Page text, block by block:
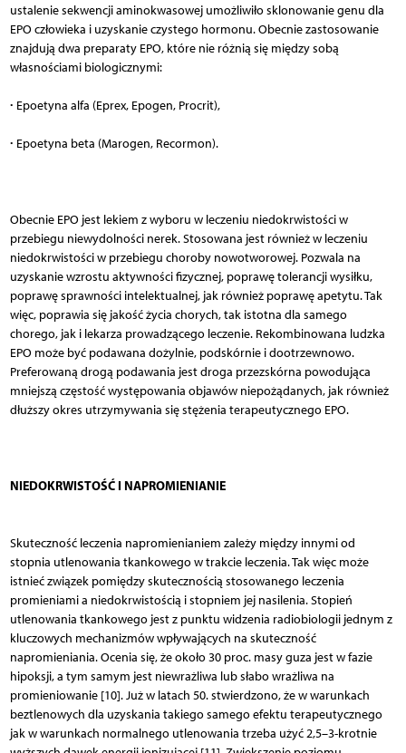
ustalenie sekwencji aminokwasowej umożliwiło sklonowanie genu dla
EPO człowieka i uzyskanie czystego hormonu. Obecnie zastosowanie
znajdują dwa preparaty EPO, które nie różnią się między sobą
własnościami biologicznymi:
∙ Epoetyna alfa (Eprex, Epogen, Procrit),
∙ Epoetyna beta (Marogen, Recormon).
Obecnie EPO jest lekiem z wyboru w leczeniu niedokrwistości w
przebiegu niewydolności nerek. Stosowana jest również w leczeniu
niedokrwistości w przebiegu choroby nowotworowej. Pozwala na
uzyskanie wzrostu aktywności fizycznej, poprawę tolerancji wysiłku,
poprawę sprawności intelektualnej, jak również poprawę apetytu. Tak
więc, poprawia się jakość życia chorych, tak istotna dla samego
chorego, jak i lekarza prowadzącego leczenie. Rekombinowana ludzka
EPO może być podawana dożylnie, podskórnie i dootrzewnowo.
Preferowaną drogą podawania jest droga przezskórna powodująca
mniejszą częstość występowania objawów niepożądanych, jak również
dłuższy okres utrzymywania się stężenia terapeutycznego EPO.
NIEDOKRWISTOŚĆ I NAPROMIENIANIE
Skuteczność leczenia napromienianiem zależy między innymi od
stopnia utlenowania tkankowego w trakcie leczenia. Tak więc może
istnieć związek pomiędzy skutecznością stosowanego leczenia
promieniami a niedokrwistością i stopniem jej nasilenia. Stopień
utlenowania tkankowego jest z punktu widzenia radiobiologii jednym z
kluczowych mechanizmów wpływających na skuteczność
napromieniania. Ocenia się, że około 30 proc. masy guza jest w fazie
hipoksji, a tym samym jest niewrażliwa lub słabo wrażliwa na
promieniowanie [10]. Już w latach 50. stwierdzono, że w warunkach
beztlenowych dla uzyskania takiego samego efektu terapeutycznego
jak w warunkach normalnego utlenowania trzeba użyć 2,5–3-krotnie